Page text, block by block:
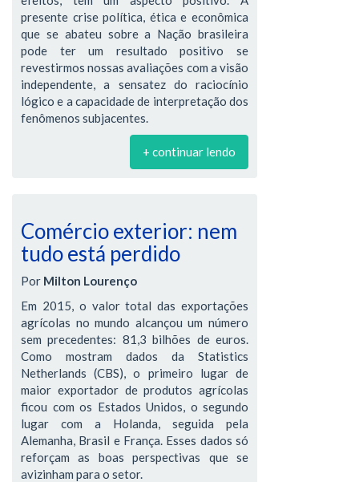
presente crise política, ética e econômica
que se abateu sobre a Nação brasileira
pode ter um resultado positivo se
revestirmos nossas avaliações com a visão
independente, a sensatez do raciocínio
lógico e a capacidade de interpretação dos
fenômenos subjacentes.
+ continuar lendo
Comércio exterior: nem
tudo está perdido
Por Milton Lourenço
Em 2015, o valor total das exportações
agrícolas no mundo alcançou um número
sem precedentes: 81,3 bilhões de euros.
Como mostram dados da Statistics
Netherlands (CBS), o primeiro lugar de
maior exportador de produtos agrícolas
ficou com os Estados Unidos, o segundo
lugar com a Holanda, seguida pela
Alemanha, Brasil e França. Esses dados só
reforçam as boas perspectivas que se
avizinham para o setor.